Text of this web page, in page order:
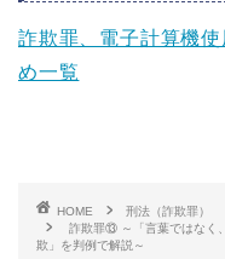
詐欺罪、電子計算機
め一覧
HOME
刑法（詐欺罪）
詐欺罪⑬ ～「言葉ではなく
欺」を判例で解説～